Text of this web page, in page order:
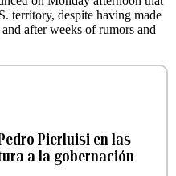
territory, despite having made
after weeks of rumors and
Pierluisi en las
a la gobernación